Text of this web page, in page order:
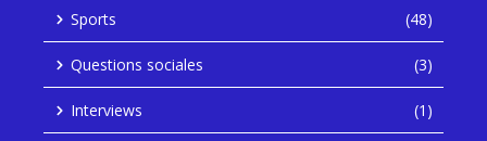
Sports (48)
Questions sociales (3)
Interviews (1)